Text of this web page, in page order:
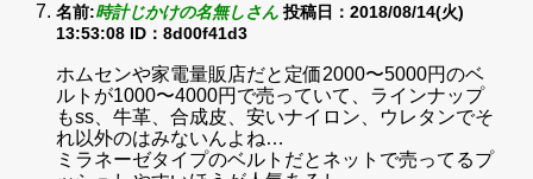
名前:時計じかけの名無しさん 投稿日：2018/08/14(火)
13:53:08 ID：8d00f41d3
ホムセンや家電量販店だと定価2000〜5000円のベ
ルトが1000〜4000円で売っていて、ラインナップ
もss、牛革、合成皮、安いナイロン、ウレタンでそ
れ以外のはみないんよね…
ミラネーゼタイプのベルトだとネットで売ってるプ